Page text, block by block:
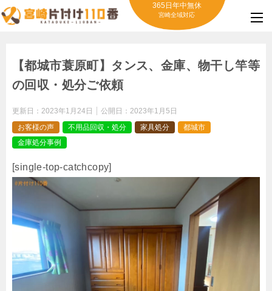
365日年中無休
宮崎全域対応
【都城市蓑原町】タンス、金庫、物干し竿等
の回収・処分ご依頼
更新日： 2023年1月24日 公開日： 2023年1月5日
お客様の声
不用品回収・処分 家具処分
都城市
金庫処分事例
[single-top-catchcopy]